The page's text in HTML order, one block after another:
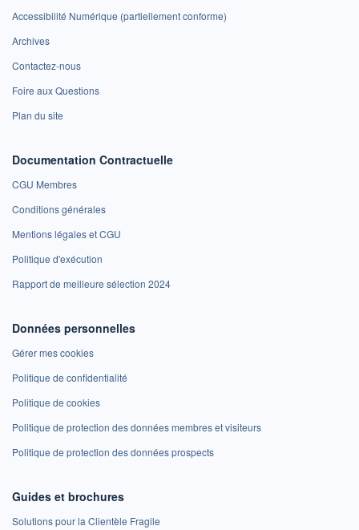
Accessibilité Numérique (partiellement conforme)
Archives
Contactez-nous
Foire aux Questions
Plan du site
Documentation Contractuelle
CGU Membres
Conditions générales
Mentions légales et CGU
Politique d'exécution
Rapport de meilleure sélection 2024
Données personnelles
Gérer mes cookies
Politique de confidentialité
Politique de cookies
Politique de protection des données membres et visiteurs
Politique de protection des données prospects
Guides et brochures
Solutions pour la Clientèle Fragile